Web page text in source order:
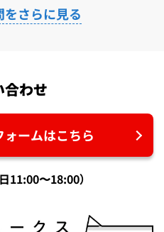
さらに見る
合わせ
ームはこちら
11:00〜18:00）